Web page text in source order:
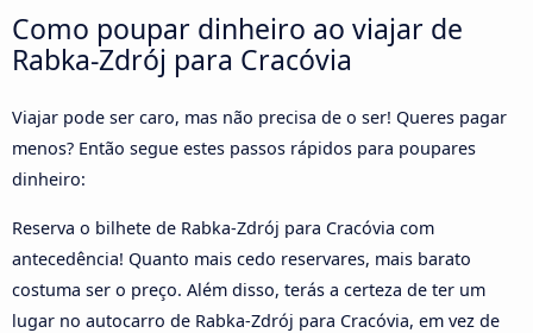
Como poupar dinheiro ao viajar de
Rabka-Zdrój para Cracóvia
Viajar pode ser caro, mas não precisa de o ser! Queres pagar
menos? Então segue estes passos rápidos para poupares
dinheiro:
Reserva o bilhete de Rabka-Zdrój para Cracóvia com
antecedência! Quanto mais cedo reservares, mais barato
costuma ser o preço. Além disso, terás a certeza de ter um
lugar no autocarro de Rabka-Zdrój para Cracóvia, em vez de